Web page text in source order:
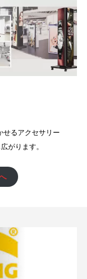
せるアクセサリー
がります。